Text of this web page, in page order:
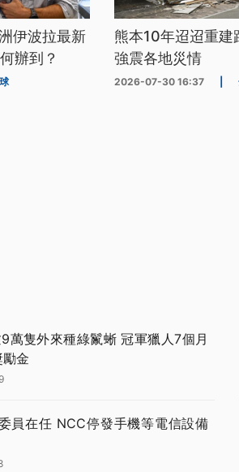
伊波拉最新
辦到？
熊本10年迢迢重建
強震各地災情
2026-07-30 16:37
萬隻外來種綠鬣蜥 冠軍獵人7個月
金
員在任 NCC停發手機等電信設備